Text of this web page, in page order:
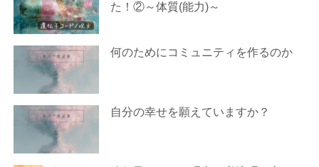
た！②～体質(能力)～
何のためにコミュニティを作るのか
自分の幸せを願えていますか？